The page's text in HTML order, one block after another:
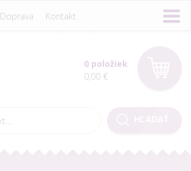
Doprava Kontakt
0 položiek
0,00 €